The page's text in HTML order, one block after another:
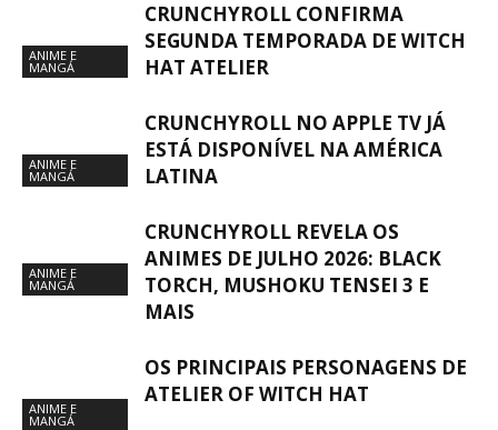
ANIME E
MANGÁ
CRUNCHYROLL CONFIRMA
SEGUNDA TEMPORADA DE WITCH
HAT ATELIER
ANIME E
MANGÁ
CRUNCHYROLL NO APPLE TV JÁ
ESTÁ DISPONÍVEL NA AMÉRICA
LATINA
ANIME E
MANGÁ
CRUNCHYROLL REVELA OS
ANIMES DE JULHO 2026: BLACK
TORCH, MUSHOKU TENSEI 3 E
MAIS
ANIME E
MANGÁ
OS PRINCIPAIS PERSONAGENS DE
ATELIER OF WITCH HAT